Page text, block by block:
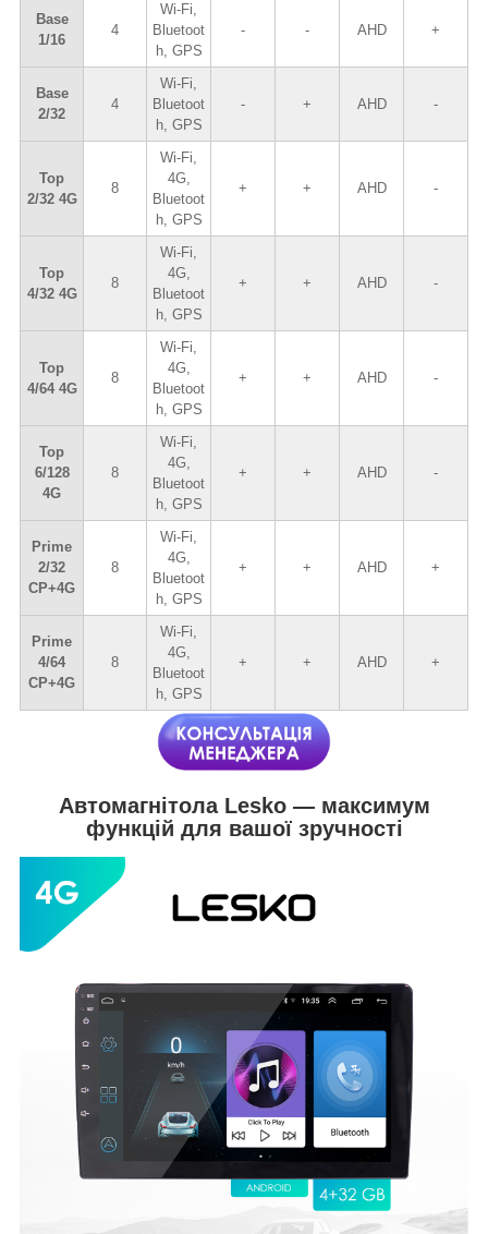
Base
1/16
4
Wi-Fi,
Bluetoot
h, GPS
- - AHD +
Base
2/32
4
Wi-Fi,
Bluetoot
h, GPS
- + AHD -
Top
2/32 4G
8
Wi-Fi,
4G,
Bluetoot
h, GPS
+ + AHD -
Top
4/32 4G
8
Wi-Fi,
4G,
Bluetoot
h, GPS
+ + AHD -
Top
4/64 4G
8
Wi-Fi,
4G,
Bluetoot
h, GPS
+ + AHD -
Top
6/128
4G
8
Wi-Fi,
4G,
Bluetoot
h, GPS
+ + AHD -
Prime
2/32
CP+4G
8
Wi-Fi,
4G,
Bluetoot
h, GPS
+ + AHD +
Prime
4/64
CP+4G
8
Wi-Fi,
4G,
Bluetoot
h, GPS
+ + AHD +
Автомагнітола Lesko — максимум
функцій для вашої зручності